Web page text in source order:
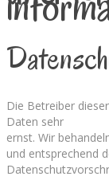
Die Betreiber
Daten sehr
ernst. Wir
und entsprechend